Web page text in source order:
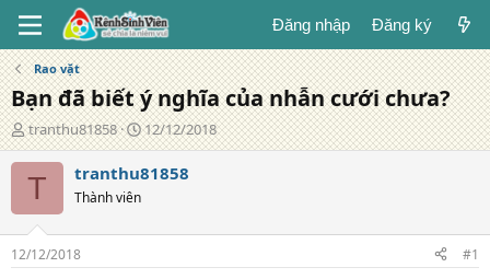
Đăng nhập Đăng ký
Rao vặt
Bạn đã biết ý nghĩa của nhẫn cưới chưa?
T
á
c
ả
tranthu81858
N
g
à
g
12/12/2018
T tranthu81858
Thành viên
12/12/2018
#1